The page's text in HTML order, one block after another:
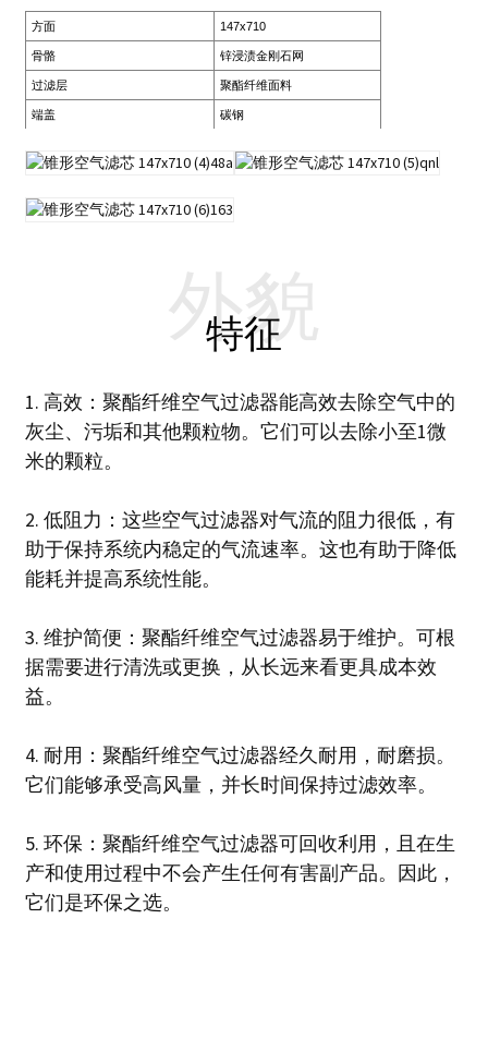
方面 147x710
骨骼 锌浸渍金刚石网
过滤层 聚酯纤维面料
端盖 碳钢
特征
外貌
1. 高效：聚酯纤维空气过滤器能高效去除空气中的
灰尘、污垢和其他颗粒物。它们可以去除小至1微
米的颗粒。
2. 低阻力：这些空气过滤器对气流的阻力很低，有
助于保持系统内稳定的气流速率。这也有助于降低
能耗并提高系统性能。
3. 维护简便：聚酯纤维空气过滤器易于维护。可根
据需要进行清洗或更换，从长远来看更具成本效
益。
4. 耐用：聚酯纤维空气过滤器经久耐用，耐磨损。
它们能够承受高风量，并长时间保持过滤效率。
5. 环保：聚酯纤维空气过滤器可回收利用，且在生
产和使用过程中不会产生任何有害副产品。因此，
它们是环保之选。